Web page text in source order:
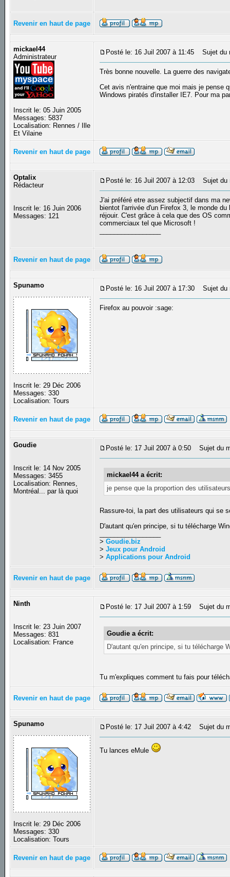
Revenir en haut de page
mickael44
Administrateur
Inscrit le: 05 Juin 2005
Messages: 5837
Localisation: Rennes / Ille
Et Vilaine
Posté le: 16 Juil 2007 à 11:45 Sujet du
Très bonne nouvelle. La guerre des
Cet avis n'entraine que moi mais je pense
Windows piratés d'installer IE7. Pour ma
Revenir en haut de page
Optalix
Rédacteur
Inscrit le: 16 Juin 2006
Messages: 121
Posté le: 16 Juil 2007 à 12:03 Sujet du
J'ai préféré etre assez subjectif dans ma
bientot l'arrivée d'un Firefox 3, le monde
réjouir. C'est grâce à cela que des OS
commerciaux tel que Microsoft !
Revenir en haut de page
Spunamo
Inscrit le: 29 Déc 2006
Messages: 330
Localisation: Tours
Posté le: 16 Juil 2007 à 17:30 Sujet du
Firefox au pouvoir :sage:
Revenir en haut de page
Goudie
Inscrit le: 14 Nov 2005
Messages: 3455
Localisation: Rennes,
Montréal... par là quoi
Posté le: 17 Juil 2007 à 0:50 Sujet du
mickael44 a écrit:
je pense que la proportion des
Rassure-toi, la part des utilisateurs qui se
D'autant qu'en principe, si tu télécharge
>Goudie.biz
>Jeux pour Android
>Applications pour Android
Revenir en haut de page
Ninth
Inscrit le: 23 Juin 2007
Messages: 831
Localisation: France
Posté le: 17 Juil 2007 à 1:59 Sujet du
Goudie a écrit:
D'autant qu'en principe, si tu télécharge
Tu m'expliques comment tu fais pour
Revenir en haut de page
Spunamo
Inscrit le: 29 Déc 2006
Messages: 330
Localisation: Tours
Posté le: 17 Juil 2007 à 4:42 Sujet du
Tu lances eMule
Revenir en haut de page